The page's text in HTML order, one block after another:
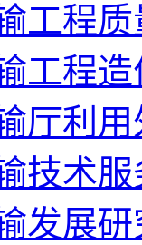
工程
工程
厅利
技术
发展